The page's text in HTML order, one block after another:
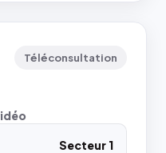
Téléconsultation
Secteur 1